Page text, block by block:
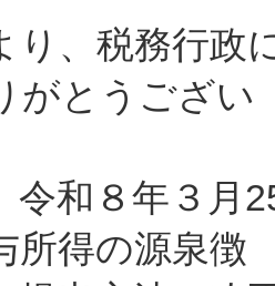
り、税務行政
がとうござい
令和８年３月
所得の源泉徴